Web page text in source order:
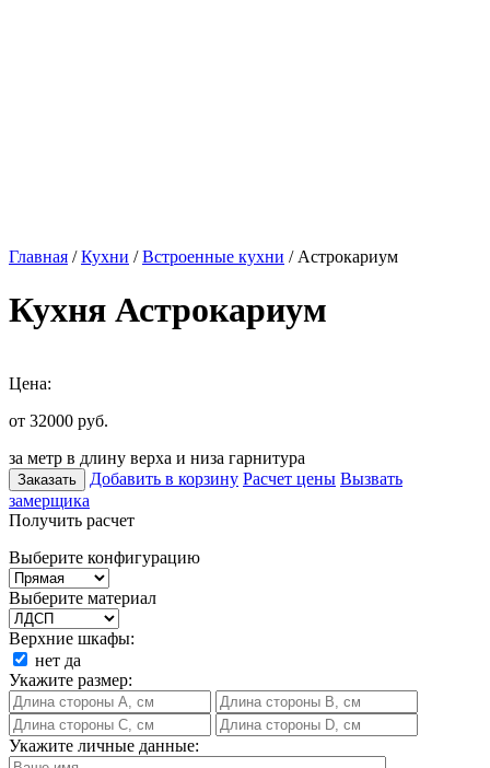
Главная /Кухни /Встроенные кухни / Астрокариум
Кухня Астрокариум
Цена:
от 32000 руб.
за метр в длину верха и низа гарнитура
Заказать Добавить в корзину Расчет цены Вызвать
замерщика
Получить расчет
Выберите конфигурацию
Выберите материал
Верхние шкафы:
нет да
Укажите размер:
Укажите личные данные: